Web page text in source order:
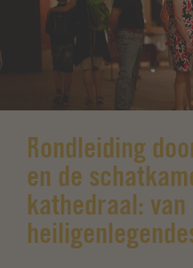
Rondleiding
en de
kathedraal: